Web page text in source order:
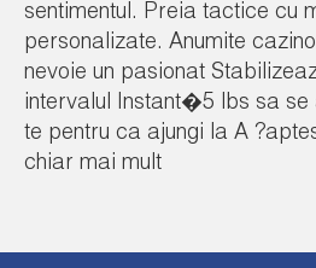
sentimentul. Preia tactice cu
personalizate. Anumite
nevoie un pasionat
intervalul Instant�5 lbs sa se
te pentru ca ajungi la A
chiar mai mult